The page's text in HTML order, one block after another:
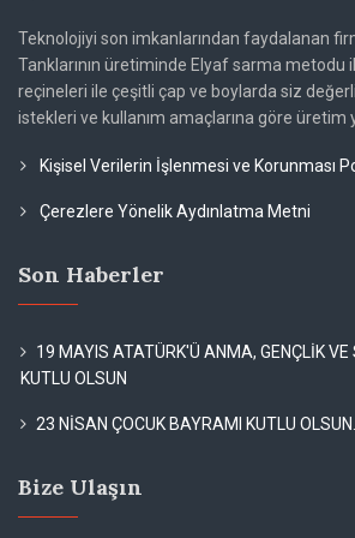
Teknolojiyi son imkanlarından faydalanan
Tanklarının üretiminde Elyaf sarma metodu
reçineleri ile çeşitli çap ve boylarda siz
istekleri ve kullanım amaçlarına göre üretim
Kişisel Verilerin İşlenmesi ve Korunması
Çerezlere Yönelik Aydınlatma Metni
Son Haberler
19 MAYIS ATATÜRK'Ü ANMA, GENÇLİK
KUTLU OLSUN
23 NİSAN ÇOCUK BAYRAMI KUTLU OLSUN...
Bize Ulaşın